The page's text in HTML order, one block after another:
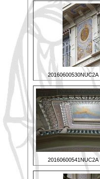
20160600530NUC2A
20160600541NUC2A